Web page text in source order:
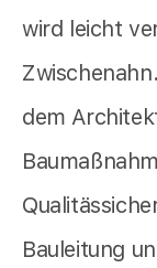
wird leicht
dem
Bauleitung